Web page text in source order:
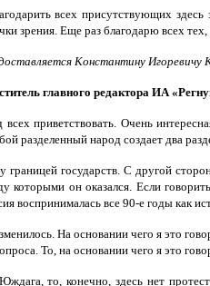
всех присутствующих
зрения. Еще раз благодарю всех
Константину Игоревичу
главного редактора ИА
приветствовать. Очень
разделенный народ создает два
границей государств. С другой
которыми он оказался. Если
воспринималась все 90-е годы как
На основании чего я это
То, на основании чего я это
то, конечно, здесь нет